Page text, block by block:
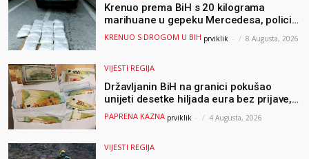
Krenuo prema BiH s 20 kilograma
marihuane u gepeku Mercedesa, policija
ga uhapsila na granici
KRENUO S DROGOM U BIH prviklik - 8 Augusta, 2026
VIJESTI REGIJA
Državljanin BiH na granici pokušao
unijeti desetke hiljada eura bez prijave,
uslijedila “paprena” kazna
PAPRENA KAZNA prviklik - 4 Augusta, 2026
VIJESTI REGIJA